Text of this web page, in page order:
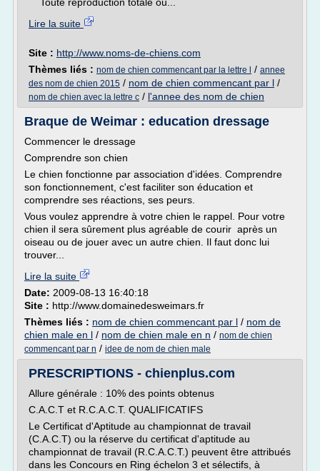
Lire la suite
Site : http://www.noms-de-chiens.com
Thèmes liés : nom de chien commencant par la lettre l / annee
des nom de chien 2015 / nom de chien commencant par l /
nom de chien avec la lettre c / l'annee des nom de chien
Braque de Weimar : education dressage
Commencer le dressage
Comprendre son chien
Le chien fonctionne par association d'idées. Comprendre
son fonctionnement, c'est faciliter son éducation et
comprendre ses réactions, ses peurs.
Vous voulez apprendre à votre chien le rappel. Pour votre
chien il sera sûrement plus agréable de courir après un
oiseau ou de jouer avec un autre chien. Il faut donc lui
trouver...
Lire la suite
Date: 2009-08-13 16:40:18
Site : http://www.domainedesweimars.fr
Thèmes liés : nom de chien commencant par l / nom de
chien male en l / nom de chien male en n / nom de chien
commencant par n / idee de nom de chien male
PRESCRIPTIONS - chienplus.com
Allure générale : 10% des points obtenus
C.A.C.T et R.C.A.C.T. QUALIFICATIFS
Le Certificat d'Aptitude au championnat de travail
(C.A.C.T) ou la réserve du certificat d'aptitude au
championnat de travail (R.C.A.C.T.) peuvent être attribués
dans les Concours en Ring échelon 3 et sélectifs, à